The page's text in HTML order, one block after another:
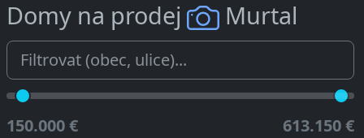
Domy na prodej Murtal
150.000 € 613.150 €